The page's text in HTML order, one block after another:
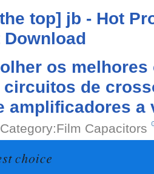
top] jb - Hot
Download
os
de
amplificadores a
Category:Film Capacitors